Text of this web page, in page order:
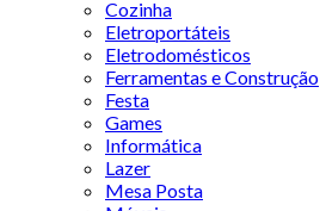
Cozinha
Eletroportáteis
Eletrodomésticos
Ferramentas e Construção
Festa
Games
Informática
Lazer
Mesa Posta